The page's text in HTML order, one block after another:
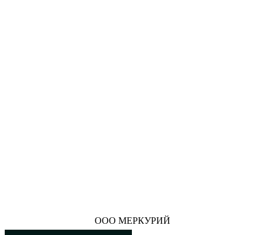
ООО МЕРКУРИЙ